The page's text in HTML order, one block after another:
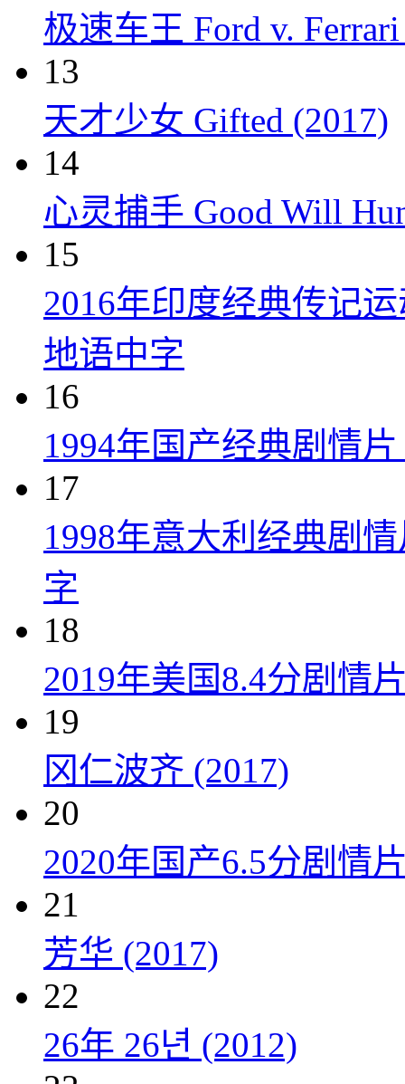
极速车王 Ford v.
13
天才少女 Gifted (2017)
14
心灵捕手 Good Will
15
2016年印度经典传记
地语中字
16
1994年国产经典剧情
17
1998年意大利经典剧
字
18
2019年美国8.4分剧情
19
冈仁波齐 (2017)
20
2020年国产6.5分剧情
21
芳华 (2017)
22
26年 26년 (2012)